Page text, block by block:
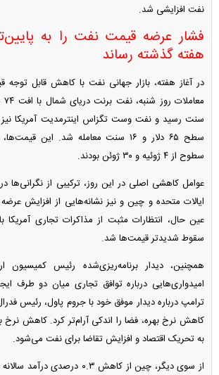
نفت افزایشی شد.
فشار عرضه قیمت نفت را به
هفته گذشته رساند
در آغاز هفته، بازار جهانی نفت با کاهش قابل
سطح ۶۵ دلار و ۱۶ سنت معامله شد. این
سطوح از ۴ ژوئیه و ۳۰ ژوئن بودند.
عوامل کاهشی اصلی در این روز، ترکیبی از نگرانی‌ها
ایالات متحده و چین و نیز نشانه‌هایی از افزایش
عین حال، انتظارات مثبت از مذاکرات تجاری آمریکا با
سقوط شدیدتر قیمت‌ها شد.
همچنین، دیدار برنامه‌ریزی‌شده رئیس کمیسیون
امیدواری‌هایی درباره توافق تجاری میان دو طرف
ترامپ درباره دیدار موفق خود با جروم پاول، رئیس
کاهش نرخ بهره، فضا را اندکی آرام‌تر کرد. کاهش نرخ
به تحریک اقتصاد و افزایش تقاضا برای نفت می‌شود.
از سوی دیگر، چین از کاهش ۰.۳